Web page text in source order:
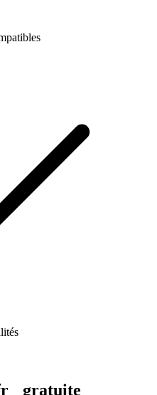
gratuite